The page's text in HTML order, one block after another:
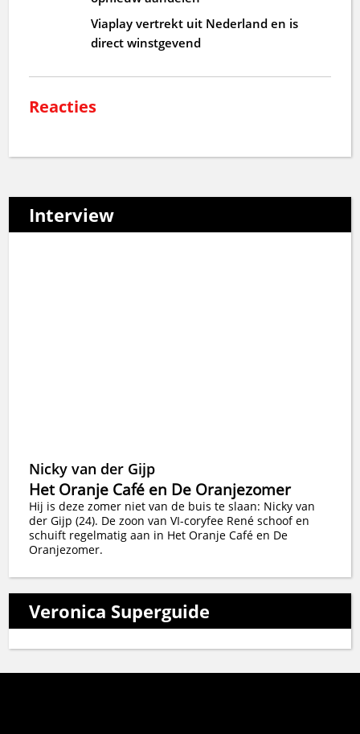
Viaplay vertrekt uit Nederland en is
direct winstgevend
Reacties
Interview
Nicky van der Gijp
Het Oranje Café en De Oranjezomer
Hij is deze zomer niet van de buis te slaan: Nicky van
der Gijp (24). De zoon van VI-coryfee René schoof en
schuift regelmatig aan in Het Oranje Café en De
Oranjezomer.
Veronica Superguide